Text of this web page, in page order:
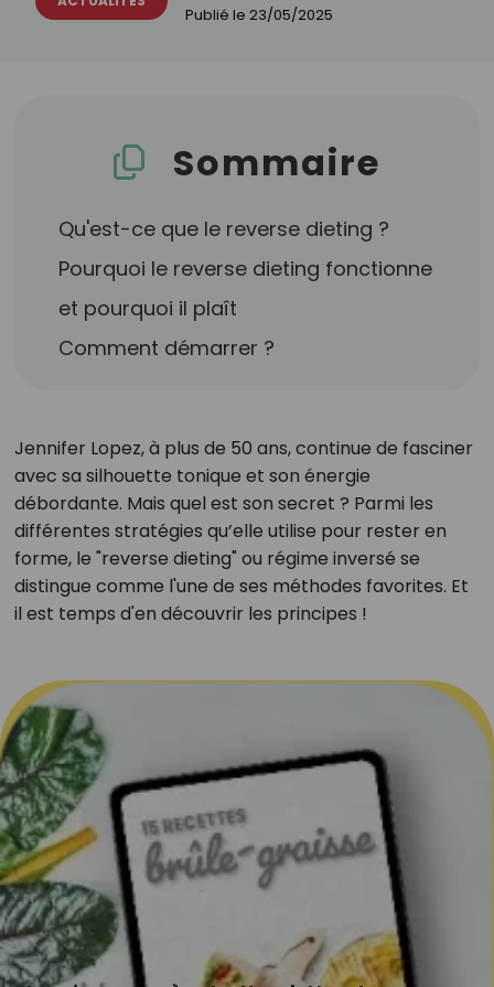
Publié le 23/05/2025
Sommaire
Qu'est-ce que le reverse dieting ?
Pourquoi le reverse dieting fonctionne
et pourquoi il plaît
Comment démarrer ?
Jennifer Lopez, à plus de 50 ans, continue de fasciner
avec sa silhouette tonique et son énergie
débordante. Mais quel est son secret ? Parmi les
différentes stratégies qu’elle utilise pour rester en
forme, le "reverse dieting" ou régime inversé se
distingue comme l'une de ses méthodes favorites. Et
il est temps d'en découvrir les principes !